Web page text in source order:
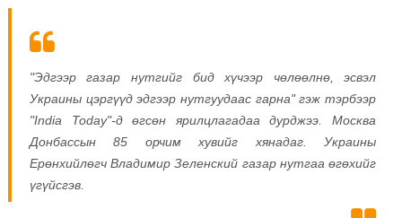
"Эдгээр газар нутгийг бид хүчээр чөлөөлнө, эсвэл
Украины цэргүүд эдгээр нутгуудаас гарна" гэж тэрбээр
"India Today"-д өгсөн ярилцлагадаа дурджээ. Москва
Донбассын 85 орчим хувийг хянадаг.Украины
Ерөнхийлөгч Владимир Зеленский газар нутгаа өгөхийг
үгүйсгэв.